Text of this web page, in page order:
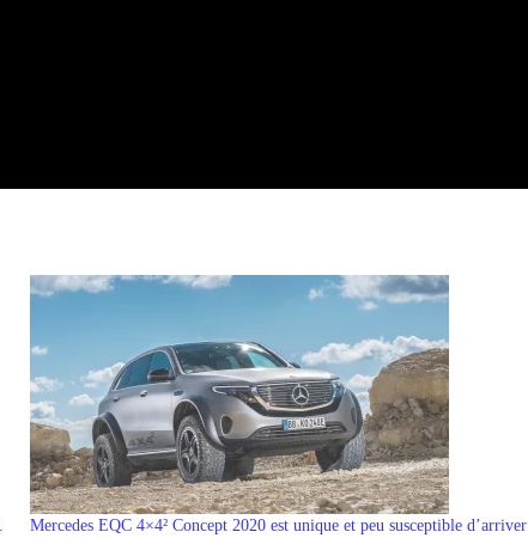
Mercedes EQC 4×4² Concept 2020 est unique et peu susceptible d’arriver